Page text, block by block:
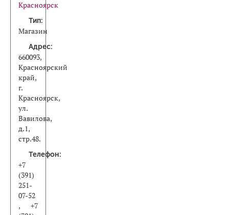
Красноярск
Тип:
Магазин
Адрес:
660093,
Красноярский
край,
г.
Красноярск,
ул.
Вавилова,
д.1,
стр.48.
Телефон:
+7
(391)
251-
07-52
, +7